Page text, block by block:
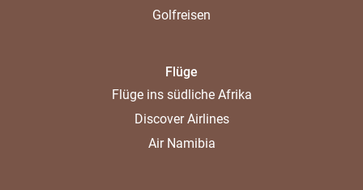
Golfreisen
Flüge
Flüge ins südliche Afrika
Discover Airlines
Air Namibia